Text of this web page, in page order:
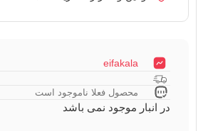
eifakala
محصول فعلا ناموجود است
در انبار موجود نمی باشد